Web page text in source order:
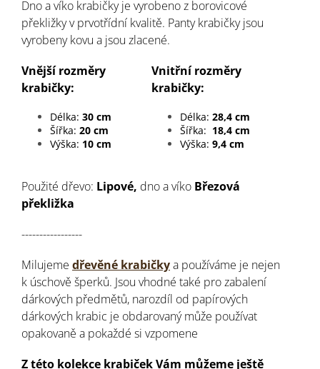
Dno a víko krabičky je vyrobeno z borovicové
překližky v prvotřídní kvalitě. Panty krabičky jsou
vyrobeny kovu a jsou zlacené.
Vnější rozměry
krabičky:
Délka: 30 cm
Šířka: 20 cm
Výška: 10 cm
Vnitřní rozměry
krabičky:
Délka: 28,4 cm
Šířka: 18,4 cm
Výška: 9,4 cm
Použité dřevo: Lipové, dno a víko Březová
překližka
-----------------
Milujeme dřevěné krabičkya používáme je nejen
k úschově šperků. Jsou vhodné také pro zabalení
dárkových předmětů, narozdíl od papírových
dárkových krabic je obdarovaný může používat
opakovaně a pokaždé si vzpomene
Z této kolekce krabiček Vám můžeme ještě